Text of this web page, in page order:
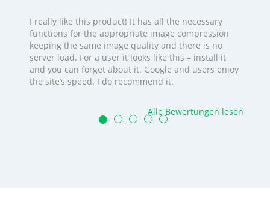
I really like this product! It has all the necessary
functions for the appropriate image compression
keeping the same image quality and there is no
server load. For a user it looks like this – install it
and you can forget about it. Google and users enjoy
the site’s speed. I do recommend it.
Alle Bewertungen lesen